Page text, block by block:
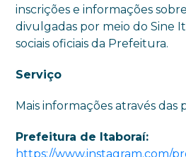
inscrições e informações
divulgadas por meio do Sine
sociais oficiais da Prefeitura.
Serviço
Mais informações através das
Prefeitura de Itaboraí:
https://www.instagram.com/